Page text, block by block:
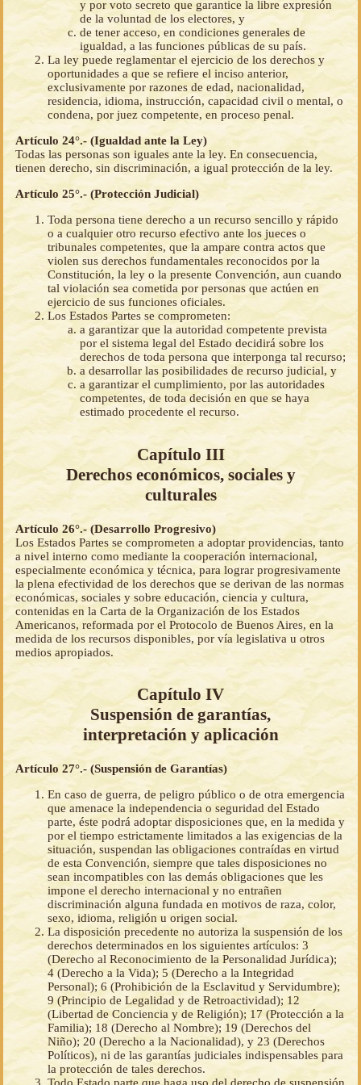
y por voto secreto que garantice la libre expresión
de la voluntad de los electores, y
de tener acceso, en condiciones generales de
igualdad, a las funciones públicas de su país.
La ley puede reglamentar el ejercicio de los derechos y
oportunidades a que se refiere el inciso anterior,
exclusivamente por razones de edad, nacionalidad,
residencia, idioma, instrucción, capacidad civil o mental, o
condena, por juez competente, en proceso penal.
Artículo 24°.- (Igualdad ante la Ley)
Todas las personas son iguales ante la ley. En consecuencia,
tienen derecho, sin discriminación, a igual protección de la ley.
Artículo 25°.- (Protección Judicial)
Toda persona tiene derecho a un recurso sencillo y rápido
o a cualquier otro recurso efectivo ante los jueces o
tribunales competentes, que la ampare contra actos que
violen sus derechos fundamentales reconocidos por la
Constitución, la ley o la presente Convención, aun cuando
tal violación sea cometida por personas que actúen en
ejercicio de sus funciones oficiales.
Los Estados Partes se comprometen:
a garantizar que la autoridad competente prevista
por el sistema legal del Estado decidirá sobre los
derechos de toda persona que interponga tal recurso;
a desarrollar las posibilidades de recurso judicial, y
a garantizar el cumplimiento, por las autoridades
competentes, de toda decisión en que se haya
estimado procedente el recurso.
Capítulo III
Derechos económicos, sociales y
culturales
Artículo 26°.- (Desarrollo Progresivo)
Los Estados Partes se comprometen a adoptar providencias, tanto
a nivel interno como mediante la cooperación internacional,
especialmente económica y técnica, para lograr progresivamente
la plena efectividad de los derechos que se derivan de las normas
económicas, sociales y sobre educación, ciencia y cultura,
contenidas en la Carta de la Organización de los Estados
Americanos, reformada por el Protocolo de Buenos Aires, en la
medida de los recursos disponibles, por vía legislativa u otros
medios apropiados.
Capítulo IV
Suspensión de garantías,
interpretación y aplicación
Artículo 27°.- (Suspensión de Garantías)
En caso de guerra, de peligro público o de otra emergencia
que amenace la independencia o seguridad del Estado
parte, éste podrá adoptar disposiciones que, en la medida y
por el tiempo estrictamente limitados a las exigencias de la
situación, suspendan las obligaciones contraídas en virtud
de esta Convención, siempre que tales disposiciones no
sean incompatibles con las demás obligaciones que les
impone el derecho internacional y no entrañen
discriminación alguna fundada en motivos de raza, color,
sexo, idioma, religión u origen social.
La disposición precedente no autoriza la suspensión de los
derechos determinados en los siguientes artículos: 3
(Derecho al Reconocimiento de la Personalidad Jurídica);
4 (Derecho a la Vida); 5 (Derecho a la Integridad
Personal); 6 (Prohibición de la Esclavitud y Servidumbre);
9 (Principio de Legalidad y de Retroactividad); 12
(Libertad de Conciencia y de Religión); 17 (Protección a la
Familia); 18 (Derecho al Nombre); 19 (Derechos del
Niño); 20 (Derecho a la Nacionalidad), y 23 (Derechos
Políticos), ni de las garantías judiciales indispensables para
la protección de tales derechos.